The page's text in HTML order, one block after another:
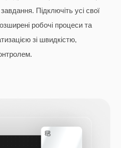
Підключіть усі свої
робочі процеси та
зі швидкістю,